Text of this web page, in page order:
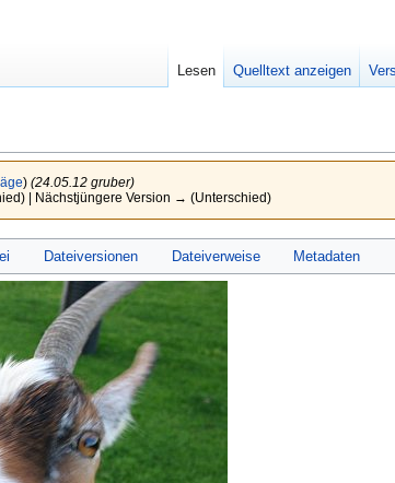
) (24.05.12 gruber)
| Nächstjüngere Version → (Unterschied)
Dateiversionen Dateiverweise Metadaten
Lesen Quelltext anzeigen